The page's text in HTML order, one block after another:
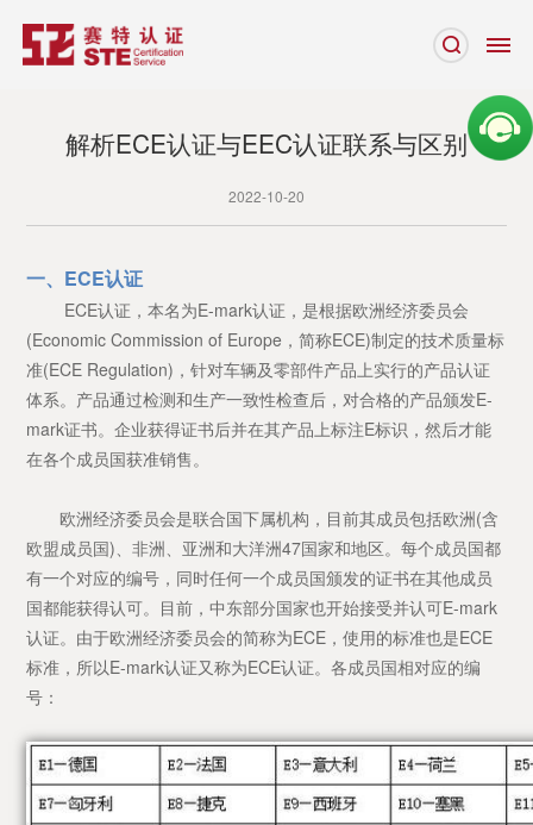
解析ECE认证与EEC认证联系与区别
2022-10-20
一、ECE认证
ECE认证，本名为E-mark认证，是根据欧洲经济委员会
(Economic Commission of Europe，简称ECE)制定的技术质量标
准(ECE Regulation)，针对车辆及零部件产品上实行的产品认证
体系。产品通过检测和生产一致性检查后，对合格的产品颁发E-
mark证书。企业获得证书后并在其产品上标注E标识，然后才能
在各个成员国获准销售。
欧洲经济委员会是联合国下属机构，目前其成员包括欧洲(含
欧盟成员国)、非洲、亚洲和大洋洲47国家和地区。每个成员国都
有一个对应的编号，同时任何一个成员国颁发的证书在其他成员
国都能获得认可。目前，中东部分国家也开始接受并认可E-mark
认证。由于欧洲经济委员会的简称为ECE，使用的标准也是ECE
标准，所以E-mark认证又称为ECE认证。各成员国相对应的编
号：